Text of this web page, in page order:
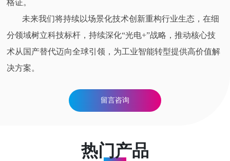
格证。
未来我们将持续以场景化技术创新重构行业生态，在细
分领域树立科技标杆，持续深化“光电+”战略，推动核心技
术从国产替代迈向全球引领，为工业智能转型提供高价值解
决方案。
留言咨询
热门产品